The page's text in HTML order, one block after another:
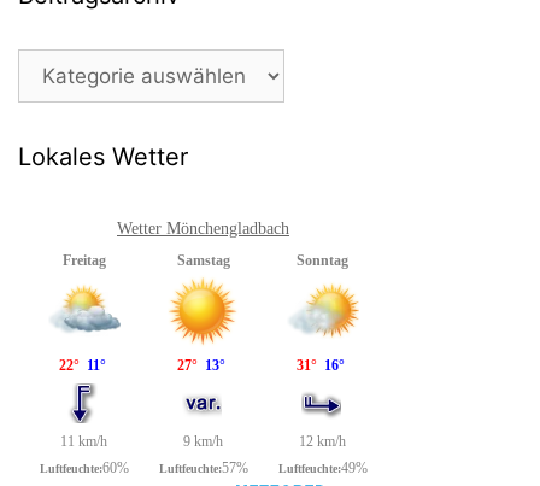
Beitragsarchiv
Lokales Wetter
Wetter Mönchengladbach